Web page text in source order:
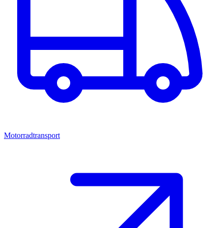
Motorradtransport